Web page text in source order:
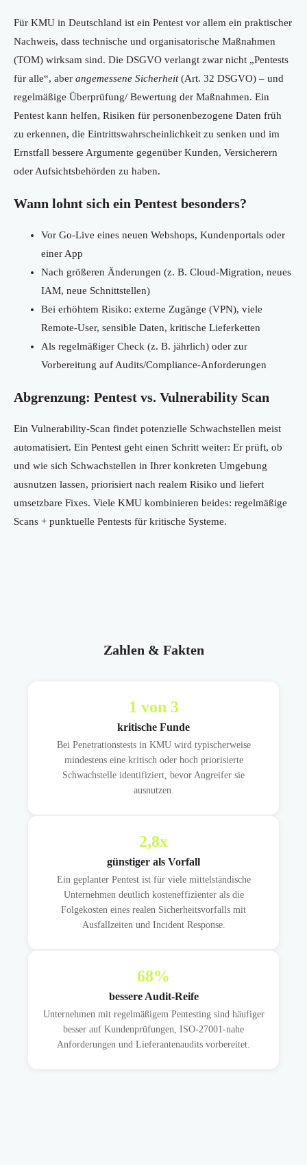
Für KMU in Deutschland ist ein Pentest vor allem ein praktischer
Nachweis, dass technische und organisatorische Maßnahmen
(TOM) wirksam sind. Die DSGVO verlangt zwar nicht „Pentests
für alle“, aber angemessene Sicherheit(Art. 32 DSGVO) – und
regelmäßige Überprüfung/ Bewertung der Maßnahmen. Ein
Pentest kann helfen, Risiken für personenbezogene Daten früh
zu erkennen, die Eintrittswahrscheinlichkeit zu senken und im
Ernstfall bessere Argumente gegenüber Kunden, Versicherern
oder Aufsichtsbehörden zu haben.
Wann lohnt sich ein Pentest besonders?
Vor Go-Live eines neuen Webshops, Kundenportals oder
einer App
Nach größeren Änderungen (z. B. Cloud-Migration, neues
IAM, neue Schnittstellen)
Bei erhöhtem Risiko: externe Zugänge (VPN), viele
Remote-User, sensible Daten, kritische Lieferketten
Als regelmäßiger Check (z. B. jährlich) oder zur
Vorbereitung auf Audits/Compliance-Anforderungen
Abgrenzung: Pentest vs. Vulnerability Scan
Ein Vulnerability-Scan findet potenzielle Schwachstellen meist
automatisiert. Ein Pentest geht einen Schritt weiter: Er prüft, ob
und wie sich Schwachstellen in Ihrer konkreten Umgebung
ausnutzen lassen, priorisiert nach realem Risiko und liefert
umsetzbare Fixes. Viele KMU kombinieren beides: regelmäßige
Scans + punktuelle Pentests für kritische Systeme.
Zahlen & Fakten
1 von 3
kritische Funde
Bei Penetrationstests in KMU wird typischerweise
mindestens eine kritisch oder hoch priorisierte
Schwachstelle identifiziert, bevor Angreifer sie
ausnutzen.
2,8x
günstiger als Vorfall
Ein geplanter Pentest ist für viele mittelständische
Unternehmen deutlich kosteneffizienter als die
Folgekosten eines realen Sicherheitsvorfalls mit
Ausfallzeiten und Incident Response.
68%
bessere Audit-Reife
Unternehmen mit regelmäßigem Pentesting sind häufiger
besser auf Kundenprüfungen, ISO-27001-nahe
Anforderungen und Lieferantenaudits vorbereitet.